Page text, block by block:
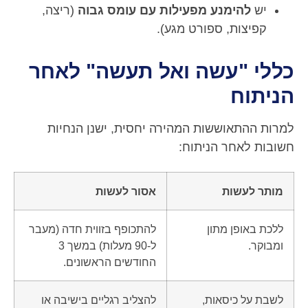
יש להימנע מפעילות עם עומס גבוה (ריצה,
קפיצות, ספורט מגע).
כללי "עשה ואל תעשה" לאחר
הניתוח
למרות ההתאוששות המהירה יחסית, ישנן הנחיות
חשובות לאחר הניתוח:
מותר לעשות אסור לעשות
ללכת באופן מתון
ומבוקר.
להתכופף בזווית חדה (מעבר
ל-90 מעלות) במשך 3
החודשים הראשונים.
לשבת על כיסאות, להצליב רגליים בישיבה או